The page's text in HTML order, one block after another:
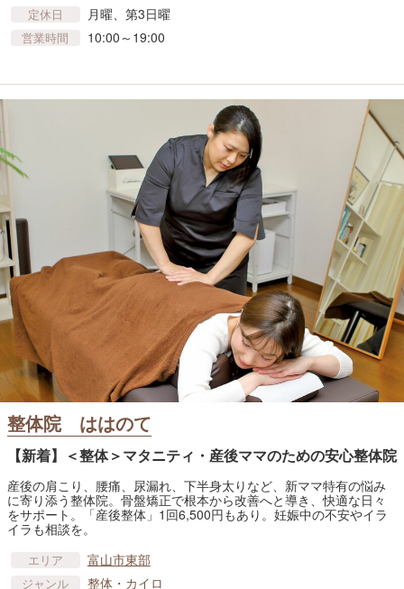
定休日 月曜、第3日曜
営業時間 10:00～19:00
整体院 ははのて
【新着】＜整体＞マタニティ・産後ママのための安心整体院
産後の肩こり、腰痛、尿漏れ、下半身太りなど、新ママ特有の悩み
に寄り添う整体院。骨盤矯正で根本から改善へと導き、快適な日々
をサポート。「産後整体」1回6,500円もあり。妊娠中の不安やイラ
イラも相談を。
エリア 富山市東部
ジャンル 整体・カイロ